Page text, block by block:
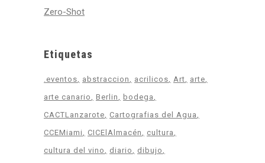
Zero-Shot
Etiquetas
.eventos abstraccion acrilicos Art
arte
arte canario
Berlin
bodega
CACTLanzarote
Cartografias del Agua
CCEMiami
CICElAlmacén
cultura
cultura del vino
diario
dibujo